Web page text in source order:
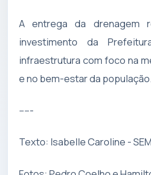
A entrega da drenagem
investimento da
infraestrutura com foco na
e no bem-estar da população.
-----
Texto: Isabelle Caroline -